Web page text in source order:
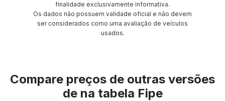
finalidade exclusivamente informativa.
Os dados não possuem validade oficial e não devem
ser considerados como uma avaliação de veículos
usados.
Compare preços de outras versões
de na tabela Fipe